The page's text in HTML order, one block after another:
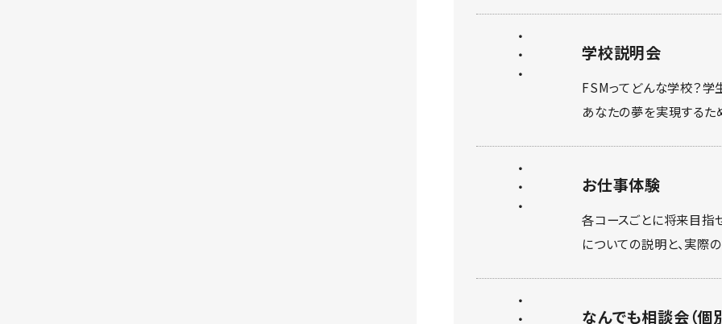
学校説明会
FSMってどんな学校？学
あなたの夢を実現するた
お仕事体験
各コースごとに将来目指
についての説明と、実際
なんでも相談会（個